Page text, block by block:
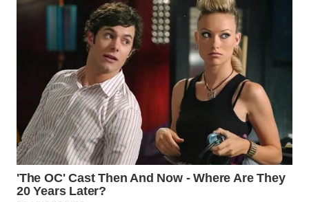
KUNINGAN
WN
MAJALENGKA
WN
SUBANG